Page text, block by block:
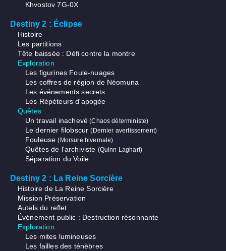
Khvostov 7G-0X
Destiny 2 : Éclipse
Histoire
Les partitions
Tête baissée : Défi contre la montre
Exploration
Les figurines Foule-nuages
Les coffres de région de Néomuna
Les événements secrets
Les Répéteurs d'apogée
Quêtes
Un travail inachevé (Chaos déterministe)
Le dernier filobscur(Dernier avertissement)
Fouleuse(Morsure hivernale)
Quêtes de l'archiviste (Quinn Laghari)
Séparation du Voile
Destiny 2 : La Reine Sorcière
Histoire de La Reine Sorcière
Mission Préservation
Autels du reflet
Événement public : Destruction résonnante
Exploration
Les mites lumineuses
Les failles des ténèbres